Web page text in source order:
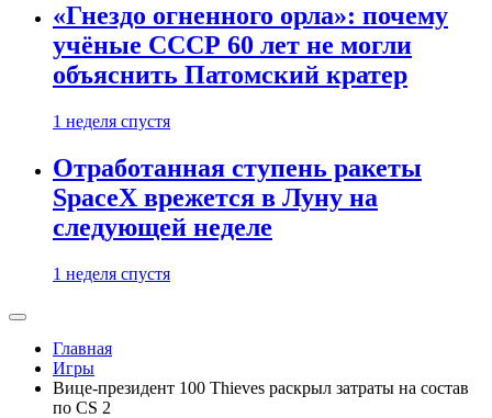
«Гнездо огненного орла»: почему
учёные СССР 60 лет не могли
объяснить Патомский кратер
1 неделя спустя
Отработанная ступень ракеты
SpaceX врежется в Луну на
следующей неделе
1 неделя спустя
Главная
Игры
Вице-президент 100 Thieves раскрыл затраты на состав
по CS 2